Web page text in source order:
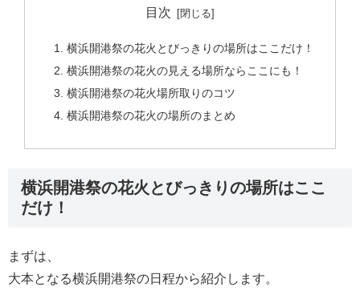
目次
横浜開港祭の花火とびっきりの場所はここだけ！
横浜開港祭の花火の見える場所ならここにも！
横浜開港祭の花火場所取りのコツ
横浜開港祭の花火の場所のまとめ
横浜開港祭の花火とびっきりの場所はここ
だけ！
まずは、
大本となる横浜開港祭の日程から紹介します。